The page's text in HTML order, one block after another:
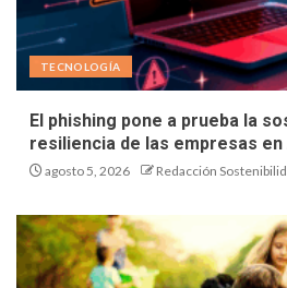
TECNOLOGÍA
El phishing pone a prueba la
resiliencia de las empresas
agosto 5, 2026 Redacción